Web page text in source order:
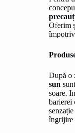
Oferim
După o
sun
soare.
barierei
îngrijire